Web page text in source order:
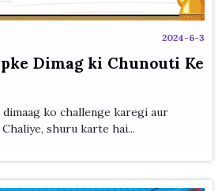
2024-6-3
Dimag ki Chunouti Ke
dimaag ko challenge karegi aur
shuru karte hai...